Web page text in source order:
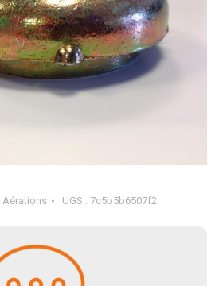
Aérations UGS : 7c5b5b6507f2